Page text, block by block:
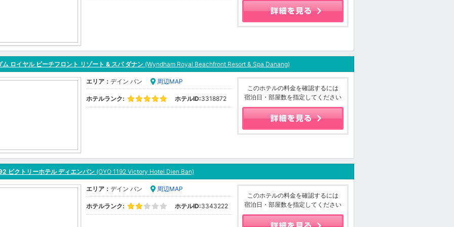
ム ロイヤル ビーチフロント リゾート & スパ ダナン (Wyndham Royal Beachfront Resort & Spa Danang)
エリア： デイン バン 周辺MAP
ホテルランク: ホテルID:3318872
このホテルの料金を確認するには
宿泊日・部屋数を指定してください
ビクトリーホテル ディエンバン (OYO 1192 Victory Hotel Dien Ban)
エリア： デイン バン 周辺MAP
ホテルランク: ホテルID:3343222
このホテルの料金を確認するには
宿泊日・部屋数を指定してください